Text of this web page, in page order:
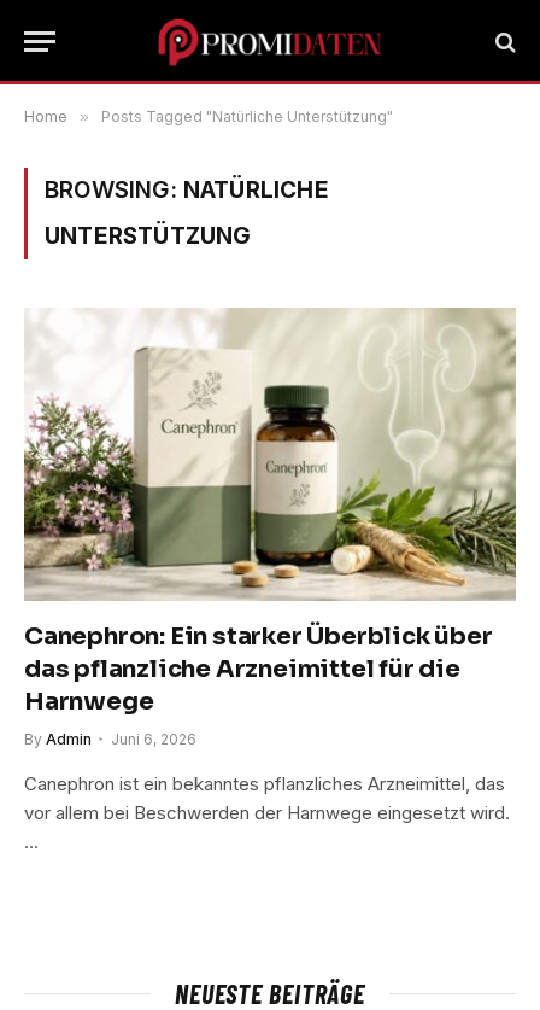
Home » Posts Tagged "Natürliche Unterstützung"
BROWSING: NATÜRLICHE
UNTERSTÜTZUNG
Canephron: Ein starker Überblick über
das pflanzliche Arzneimittel für die
Harnwege
By Admin Juni 6, 2026
Canephron ist ein bekanntes pflanzliches Arzneimittel, das
vor allem bei Beschwerden der Harnwege eingesetzt wird.
…
NEUESTE BEITRÄGE